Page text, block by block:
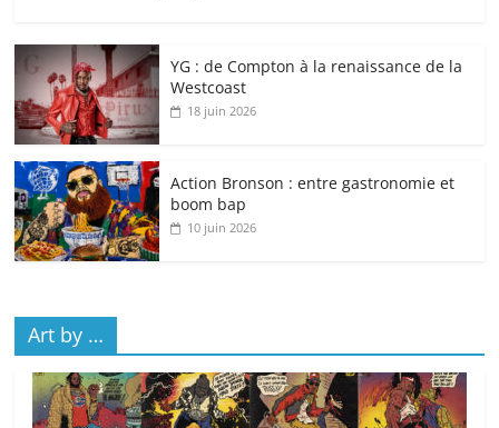
YG : de Compton à la renaissance de la
Westcoast
18 juin 2026
Action Bronson : entre gastronomie et
boom bap
10 juin 2026
Art by …